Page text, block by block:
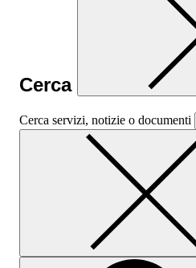
Cerca
Cerca servizi, notizie o documenti